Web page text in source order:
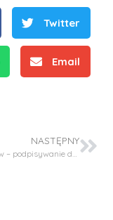
Twitter
Email
NASTĘPNY
I rok studiów – podpisywanie dokumentów związanych z podjęciem studiów oraz odbiór elektronicznych legitymacji studenckich